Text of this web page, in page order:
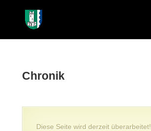
Chronik
Diese Seite wird derzeit überarbeitet!